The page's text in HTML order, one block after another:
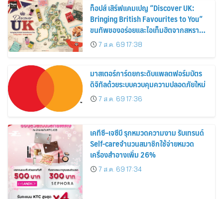
ท็อปส์ เสิร์ฟแคมเปญ “Discover UK:
Bringing British Favourites to You”
ขนทัพของอร่อยและไอเท็มฮิตจากสหราช
อาณาจักร ส่งตรงถึงมือตั้งแต่วันนี้ – 18
สิงหาคมนี้
7 ส.ค. 69 17:38
มาสเตอร์การ์ดยกระดับแพลตฟอร์มบัตร
ดิจิทัลด้วยระบบควบคุมความปลอดภัยใหม่
7 ส.ค. 69 17:36
เคทีซี–เจซีบี รุกหมวดความงาม รับเทรนด์
Self-careจำนวนสมาชิกใช้จ่ายหมวด
เครื่องสำอางเพิ่ม 26%
7 ส.ค. 69 17:34